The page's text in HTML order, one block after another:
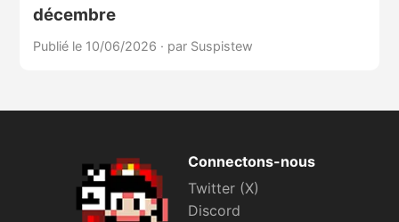
décembre
Publié le 10/06/2026 · par Suspistew
Connectons-nous
Twitter (X)
Discord